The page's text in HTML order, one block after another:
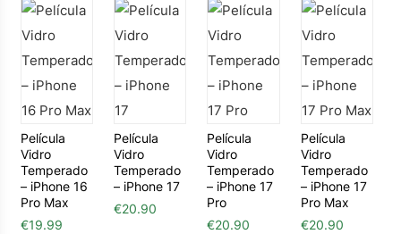
Película
Vidro
Temperado
– iPhone 16
Pro Max
€19.99
Película
Vidro
Temperado
– iPhone 17
€20.90
Película
Vidro
Temperado
– iPhone 17
Pro
€20.90
Película
Vidro
Temperado
– iPhone 17
Pro Max
€20.90